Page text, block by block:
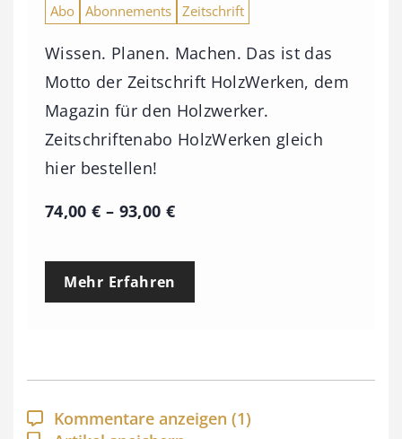
Abo Abonnements Zeitschrift
Wissen. Planen. Machen. Das ist das
Motto der Zeitschrift HolzWerken, dem
Magazin für den Holzwerker.
Zeitschriftenabo HolzWerken gleich
hier bestellen!
74,00€ – 93,00 €P
e
p
a
Mehr Erfahren
Kommentare anzeigen (1)